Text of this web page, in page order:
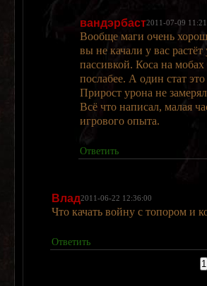
вандэрбаст2011-07-09
Вообще маги очень
вы не качали у вас
пассивкой. Коса на
послабее. А один стат
Прирост урона не
Всё что написал, малая
игрового опыта.
Ответить
Влад2011-06-22 12:36:00
Что качать войну с топором и
Ответить
1